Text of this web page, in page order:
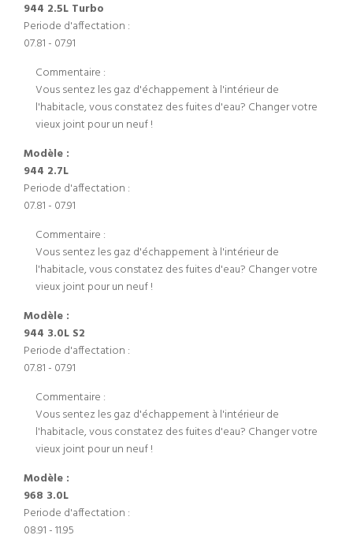
944 2.5L Turbo
Periode d'affectation :
07.81 - 07.91
Commentaire :
Vous sentez les gaz d'échappement à l'intérieur de
l'habitacle, vous constatez des fuites d'eau? Changer votre
vieux joint pour un neuf !
Modèle :
944 2.7L
Periode d'affectation :
07.81 - 07.91
Commentaire :
Vous sentez les gaz d'échappement à l'intérieur de
l'habitacle, vous constatez des fuites d'eau? Changer votre
vieux joint pour un neuf !
Modèle :
944 3.0L S2
Periode d'affectation :
07.81 - 07.91
Commentaire :
Vous sentez les gaz d'échappement à l'intérieur de
l'habitacle, vous constatez des fuites d'eau? Changer votre
vieux joint pour un neuf !
Modèle :
968 3.0L
Periode d'affectation :
08.91 - 11.95